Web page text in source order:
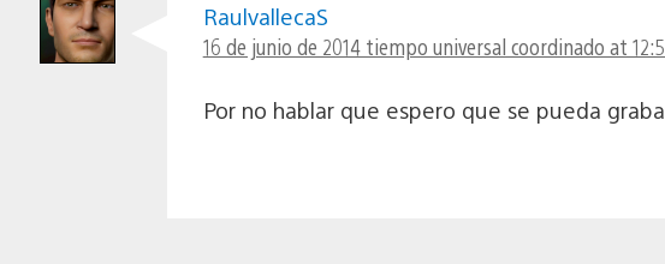
RaulvallecaS
16 de junio de 2014 tiempo universal coordinado at
Por no hablar que espero que se pueda